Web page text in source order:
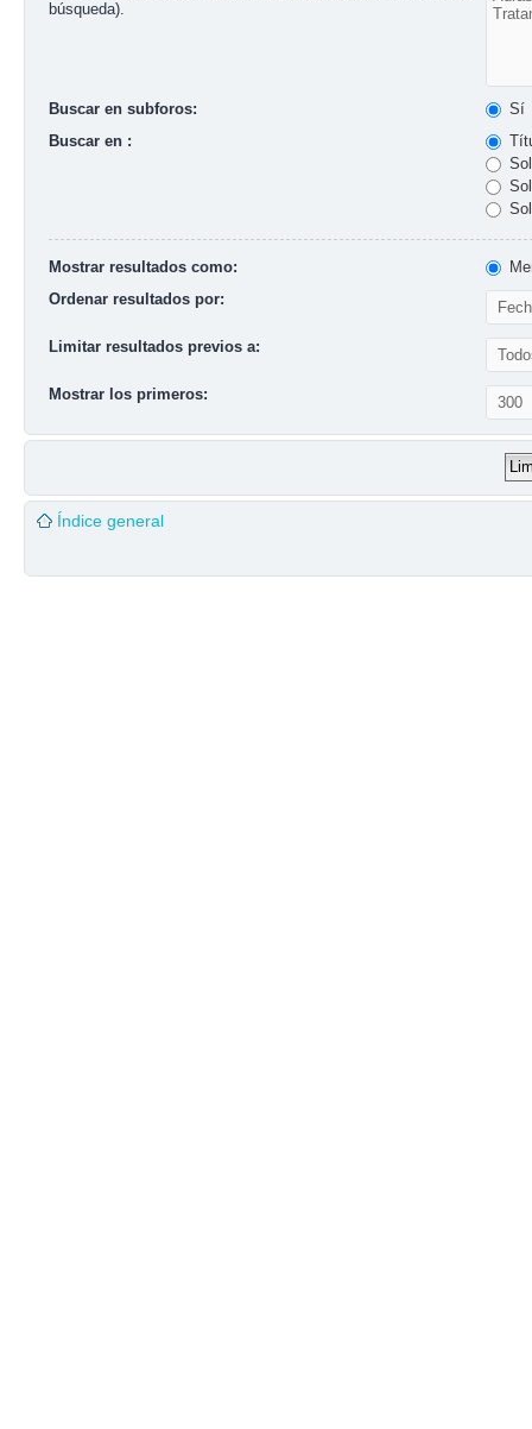
búsqueda).
Buscar en subforos:
Sí
Buscar en :
Mostrar resultados como:
Ordenar resultados por:
Limitar resultados previos a:
Mostrar los primeros:
Índice general